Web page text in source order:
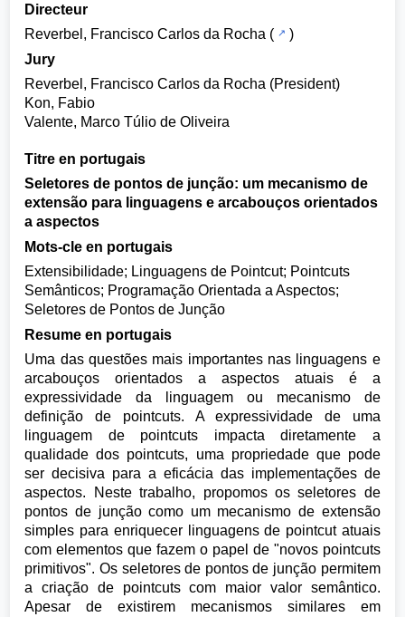
Directeur
Reverbel, Francisco Carlos da Rocha (
)
Jury
Reverbel, Francisco Carlos da Rocha (President)
Kon, Fabio
Valente, Marco Túlio de Oliveira
Titre en portugais
Seletores de pontos de junção: um mecanismo de
extensão para linguagens e arcabouços orientados
a aspectos
Mots-cle en portugais
Extensibilidade; Linguagens de Pointcut; Pointcuts
Semânticos; Programação Orientada a Aspectos;
Seletores de Pontos de Junção
Resume en portugais
Uma das questões mais importantes nas linguagens e
arcabouços orientados a aspectos atuais é a
expressividade da linguagem ou mecanismo de
definição de pointcuts. A expressividade de uma
linguagem de pointcuts impacta diretamente a
qualidade dos pointcuts, uma propriedade que pode
ser decisiva para a eficácia das implementações de
aspectos. Neste trabalho, propomos os seletores de
pontos de junção como um mecanismo de extensão
simples para enriquecer linguagens de pointcut atuais
com elementos que fazem o papel de "novos pointcuts
primitivos". Os seletores de pontos de junção permitem
a criação de pointcuts com maior valor semântico.
Apesar de existirem mecanismos similares em